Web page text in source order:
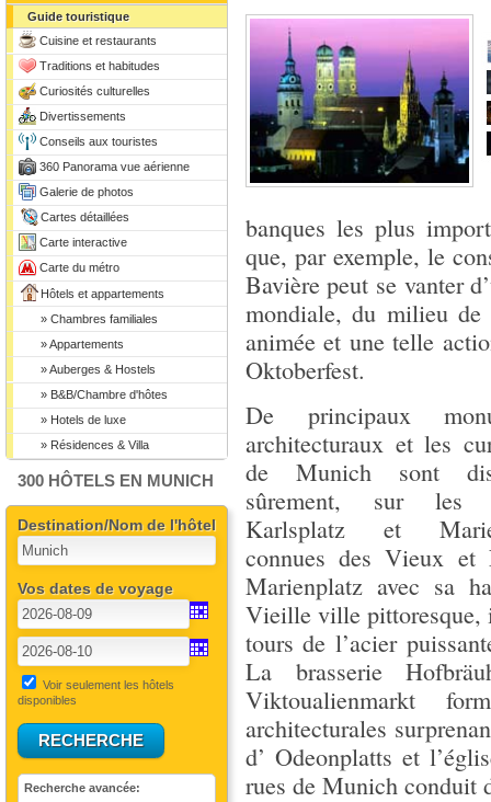
Guide touristique
Cuisine et restaurants
Traditions et habitudes
Curiosités culturelles
Divertissements
Conseils aux touristes
360 Panorama vue aérienne
Galerie de photos
Cartes détaillées
Carte interactive
Carte du métro
Hôtels et appartements
» Chambres familiales
» Appartements
» Auberges & Hostels
» B&B/Chambre d'hôtes
» Hotels de luxe
» Résidences & Villa
300 HÔTELS EN MUNICH
Destination/Nom de l'hôtel
Vos dates de voyage
Voir seulement les hôtels
disponibles
Recherche avancée:
banques les plus
que, par exemple, le
Bavière peut se vanter
mondiale, du milieu
animée et une telle
Oktoberfest.
De principaux
architecturaux et les
de Munich sont
sûrement, sur les
Karlsplatz et
connues des Vieux
Marienplatz avec sa
Vieille ville pittoresque,
tours de l’acier
La brasserie
Viktoualienmarkt
architecturales
d’ Odeonplatts et
rues de Munich conduit